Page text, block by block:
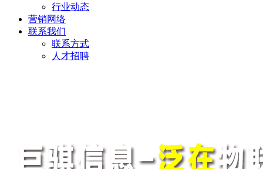
行业动态
营销网络
联系我们
联系方式
人才招聘